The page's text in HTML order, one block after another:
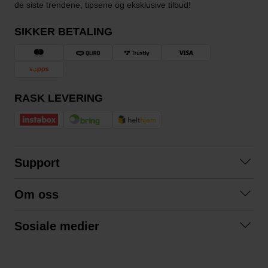
de siste trendene, tipsene og eksklusive tilbud!
SIKKER BETALING
RASK LEVERING
Support
Kjøpsvilkår
Om oss
Sosiale medier